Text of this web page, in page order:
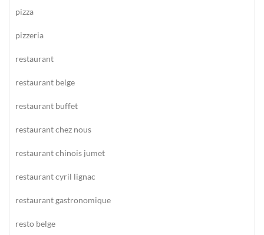
pizza
pizzeria
restaurant
restaurant belge
restaurant buffet
restaurant chez nous
restaurant chinois jumet
restaurant cyril lignac
restaurant gastronomique
resto belge